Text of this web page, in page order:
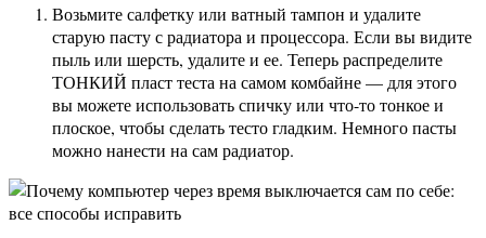
Возьмите салфетку или ватный тампон и удалите
старую пасту с радиатора и процессора. Если вы видите
пыль или шерсть, удалите и ее. Теперь распределите
ТОНКИЙ пласт теста на самом комбайне — для этого
вы можете использовать спичку или что-то тонкое и
плоское, чтобы сделать тесто гладким. Немного пасты
можно нанести на сам радиатор.